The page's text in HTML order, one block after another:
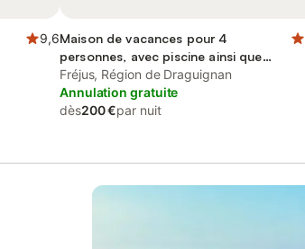
9,6Maison de vacances pour 4
personnes, avec piscine ainsi que
terrasse et bassin pour enfant
Fréjus, Région de Draguignan
Annulation gratuite
dès200 €par nuit